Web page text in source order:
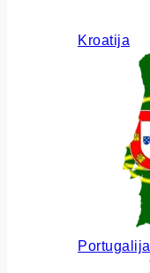
Kroatija
Portugalija